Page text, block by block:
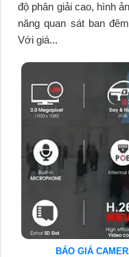
độ phân giải cao, hình
năng quan sát ban
Với giá...
BÁO GIÁ